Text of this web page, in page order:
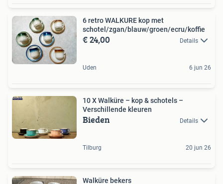
6 retro WALKURE kop met
schotel/zgan/blauw/groen/ecru/koffie
€ 24,00 Details
Uden 6 jun 26
10 X Walküre – kop & schotels –
Verschillende kleuren
Bieden Details
Tilburg 20 jun 26
Walküre bekers